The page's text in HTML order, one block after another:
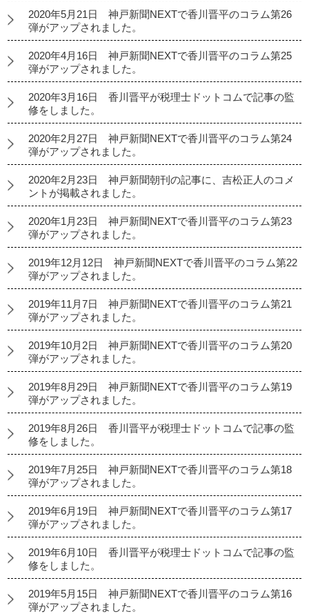
2020年5月21日 神戸新聞NEXTで香川晋平のコラム第26
弾がアップされました。
2020年4月16日 神戸新聞NEXTで香川晋平のコラム第25
弾がアップされました。
2020年3月16日 香川晋平が税理士ドットコムで記事の監
修をしました。
2020年2月27日 神戸新聞NEXTで香川晋平のコラム第24
弾がアップされました。
2020年2月23日 神戸新聞朝刊の記事に、吉松正人のコメ
ントが掲載されました。
2020年1月23日 神戸新聞NEXTで香川晋平のコラム第23
弾がアップされました。
2019年12月12日 神戸新聞NEXTで香川晋平のコラム第22
弾がアップされました。
2019年11月7日 神戸新聞NEXTで香川晋平のコラム第21
弾がアップされました。
2019年10月2日 神戸新聞NEXTで香川晋平のコラム第20
弾がアップされました。
2019年8月29日 神戸新聞NEXTで香川晋平のコラム第19
弾がアップされました。
2019年8月26日 香川晋平が税理士ドットコムで記事の監
修をしました。
2019年7月25日 神戸新聞NEXTで香川晋平のコラム第18
弾がアップされました。
2019年6月19日 神戸新聞NEXTで香川晋平のコラム第17
弾がアップされました。
2019年6月10日 香川晋平が税理士ドットコムで記事の監
修をしました。
2019年5月15日 神戸新聞NEXTで香川晋平のコラム第16
弾がアップされました。